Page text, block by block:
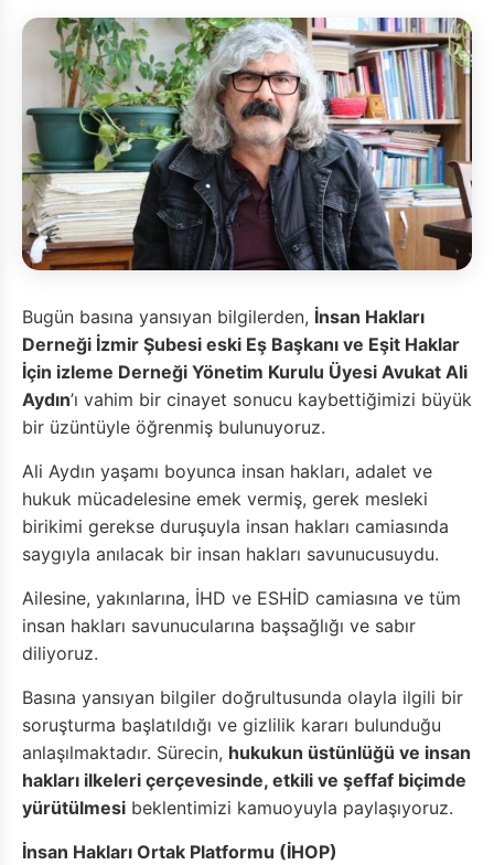
Bugün basına yansıyan bilgilerden, İnsan Hakları
Derneği İzmir Şubesi eski Eş Başkanı ve Eşit Haklar
İçin izleme Derneği Yönetim Kurulu Üyesi Avukat Ali
Aydın’ı vahim bir cinayet sonucu kaybettiğimizi büyük
bir üzüntüyle öğrenmiş bulunuyoruz.
Ali Aydın yaşamı boyunca insan hakları, adalet ve
hukuk mücadelesine emek vermiş, gerek mesleki
birikimi gerekse duruşuyla insan hakları camiasında
saygıyla anılacak bir insan hakları savunucusuydu.
Ailesine, yakınlarına, İHD ve ESHİD camiasına ve tüm
insan hakları savunucularına başsağlığı ve sabır
diliyoruz.
Basına yansıyan bilgiler doğrultusunda olayla ilgili bir
soruşturma başlatıldığı ve gizlilik kararı bulunduğu
anlaşılmaktadır. Sürecin, hukukun üstünlüğü ve insan
hakları ilkeleri çerçevesinde, etkili ve şeffaf biçimde
yürütülmesi beklentimizi kamuoyuyla paylaşıyoruz.
İnsan Hakları Ortak Platformu (İHOP)